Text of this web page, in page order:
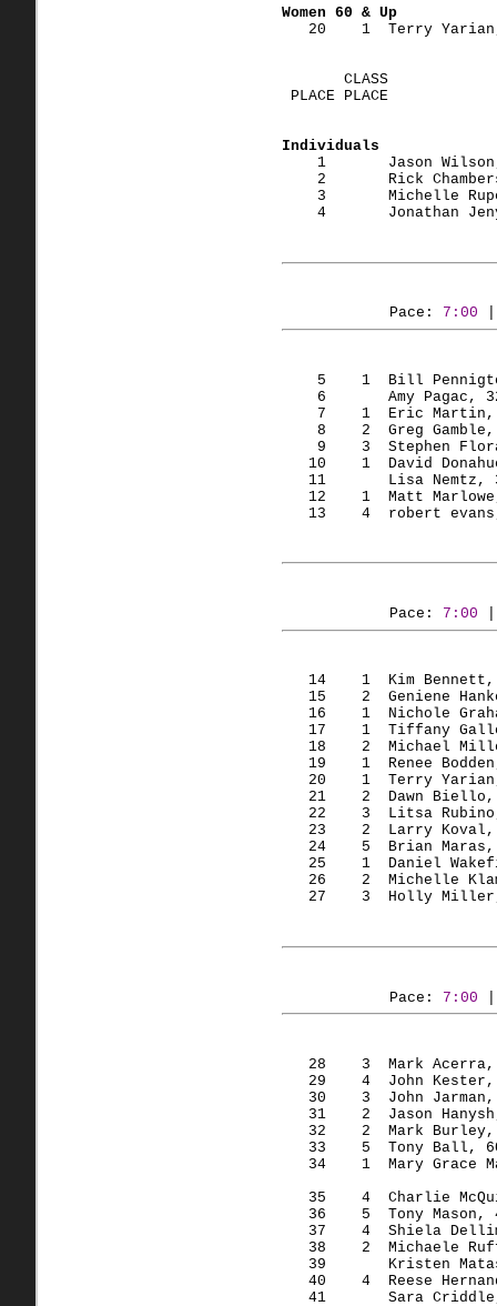
Women 60 & Up
20    1  Terry Yarian,
CLASS
PLACE PLACE
Individuals
1       Jason Wilson,
2       Rick
3       Michelle
4       Jonathan
Pace: 7:00
5    1  Bill
6       Amy Pagac,
7    1  Eric Martin, 50
8    2  Greg Gamble,
9    3  Stephen Flora,
10    1  David
11       Lisa Nemtz,
12    1  Matt Marlowe,
13    4  robert evans,
Pace: 7:00
14    1  Kim Bennett,
15    2  Geniene
16    1  Nichole
17    1  Tiffany Gallo,
18    2  Michael
19    1  Renee
20    1  Terry Yarian,
21    2  Dawn Biello,
22    3  Litsa Rubino,
23    2  Larry Koval,
24    5  Brian Maras,
25    1  Daniel
26    2  Michelle
27    3  Holly Miller,
Pace: 7:00
28    3  Mark Acerra,
29    4  John Kester,
30    3  John
31    2  Jason
32    2  Mark Burley,
33    5  Tony Ball, 60,
34    1  Mary Grace
35    4  Charlie
36    5  Tony Mason,
37    4  Shiela
38    2  Michaele
39       Kristen
40    4  Reese
41       Sara Criddle,